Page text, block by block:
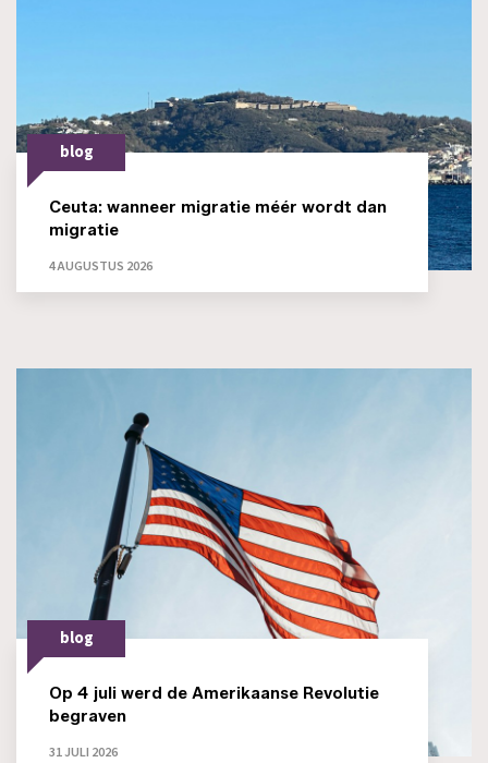
blog
Ceuta: wanneer migratie méér wordt dan
migratie
4 AUGUSTUS 2026
blog
Op 4 juli werd de Amerikaanse Revolutie
begraven
31 JULI 2026